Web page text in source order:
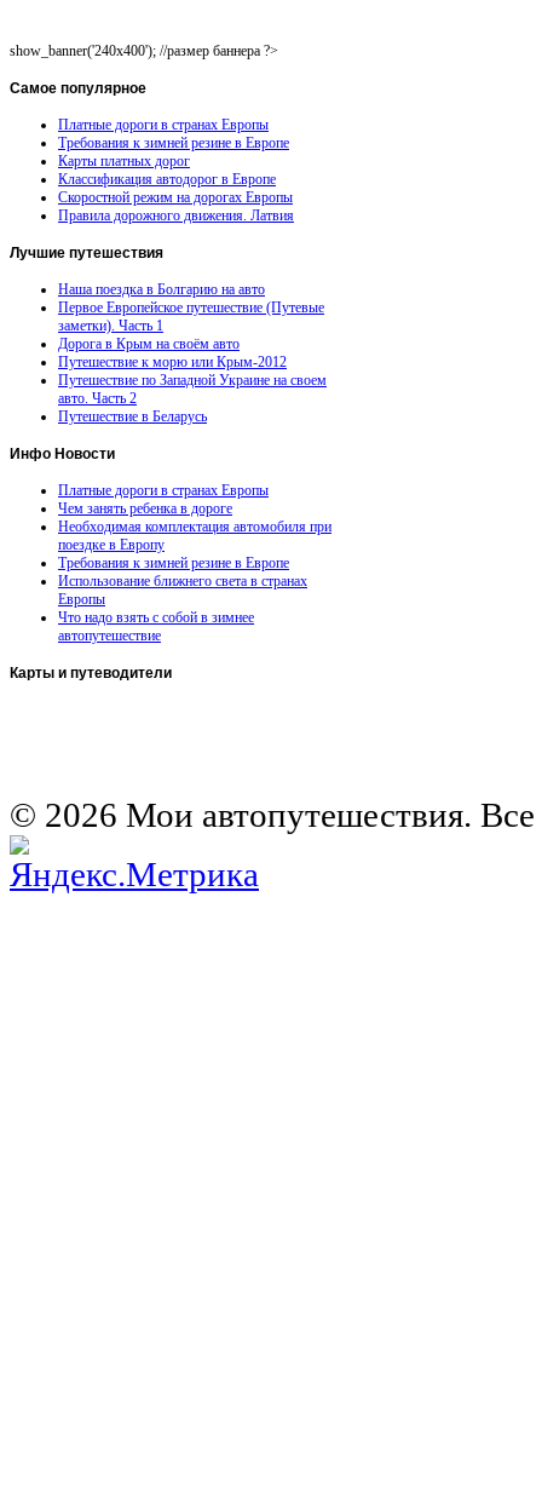
show_banner('240x400'); //размер баннера ?>
Самое популярное
Платные дороги в странах Европы
Требования к зимней резине в Европе
Карты платных дорог
Классификация автодорог в Европе
Скоростной режим на дорогах Европы
Правила дорожного движения. Латвия
Лучшие путешествия
Наша поездка в Болгарию на авто
Первое Европейское путешествие (Путевые
заметки). Часть 1
Дорога в Крым на своём авто
Путешествие к морю или Крым-2012
Путешествие по Западной Украине на своем
авто. Часть 2
Путешествие в Беларусь
Инфо Новости
Платные дороги в странах Европы
Чем занять ребенка в дороге
Необходимая комплектация автомобиля при
поездке в Европу
Требования к зимней резине в Европе
Использование ближнего света в странах
Европы
Что надо взять с собой в зимнее
автопутешествие
Карты и путеводители
© 2026 Мои автопутешествия.